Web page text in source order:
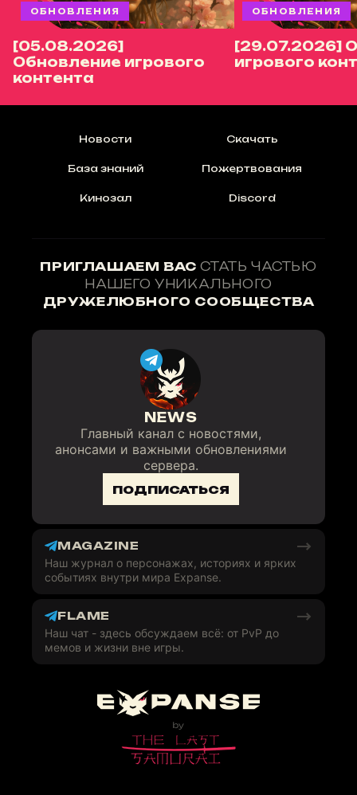
ОБНОВЛЕНИЯ
[05.08.2026]
Обновление игрового
контента
ОБНОВЛЕНИЯ
[29.07.2026]
игрового
Новости Скачать
База знаний Пожертвования
Кинозал Discord
ПРИГЛАШАЕМ ВАССТАТЬ ЧАСТЬЮ
НАШЕГО УНИКАЛЬНОГО
ДРУЖЕЛЮБНОГО СООБЩЕСТВА
NEWS
Главный канал с новостями,
анонсами и важными обновлениями
сервера.
ПОДПИСАТЬСЯ
MAGAZINE
Наш журнал о персонажах, историях и ярких
событиях внутри мира Expanse.
FLAME
Наш чат - здесь обсуждаем всё: от PvP до
мемов и жизни вне игры.